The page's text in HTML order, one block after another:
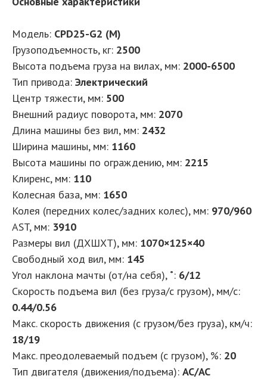
Модель: CPD25-G2 (M)
Грузоподъемность, кг: 2500
Высота подъема груза на вилах, мм: 2000-6500
Тип привода: Электрический
Центр тяжести, мм: 500
Внешний радиус поворота, мм: 2070
Длина машины без вил, мм: 2432
Ширина машины, мм: 1160
Высота машины по ограждению, мм: 2215
Клиренс, мм: 110
Колесная база, мм: 1650
Колея (передних колес/задних колес), мм: 970/960
AST, мм: 3910
Размеры вил (ДXШXТ), мм: 1070×125×40
Свободный ход вил, мм: 145
Угол наклона мачты (от/на себя), ˚: 6/12
Скорость подъема вил (без груза/с грузом), мм/с:
0.44/0.56
Макс. скорость движения (с грузом/без груза), км/ч:
18/19
Макс. преодолеваемый подъем (с грузом), %: 20
Тип двигателя (движения/подъема): AC/AC